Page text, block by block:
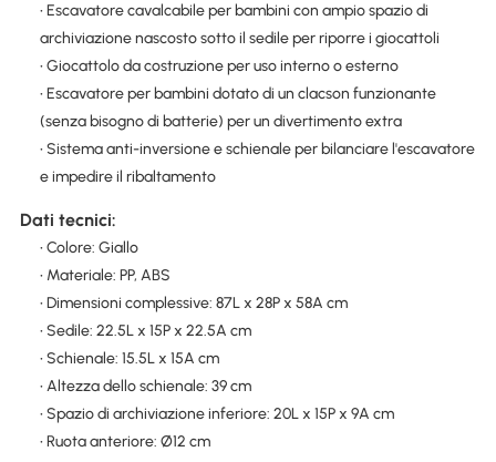
• Escavatore cavalcabile per bambini con ampio spazio di
archiviazione nascosto sotto il sedile per riporre i giocattoli
• Giocattolo da costruzione per uso interno o esterno
• Escavatore per bambini dotato di un clacson funzionante
(senza bisogno di batterie) per un divertimento extra
• Sistema anti-inversione e schienale per bilanciare l'escavatore
e impedire il ribaltamento
Dati tecnici:
• Colore: Giallo
• Materiale: PP, ABS
• Dimensioni complessive: 87L x 28P x 58A cm
• Sedile: 22.5L x 15P x 22.5A cm
• Schienale: 15.5L x 15A cm
• Altezza dello schienale: 39 cm
• Spazio di archiviazione inferiore: 20L x 15P x 9A cm
• Ruota anteriore: Ø12 cm